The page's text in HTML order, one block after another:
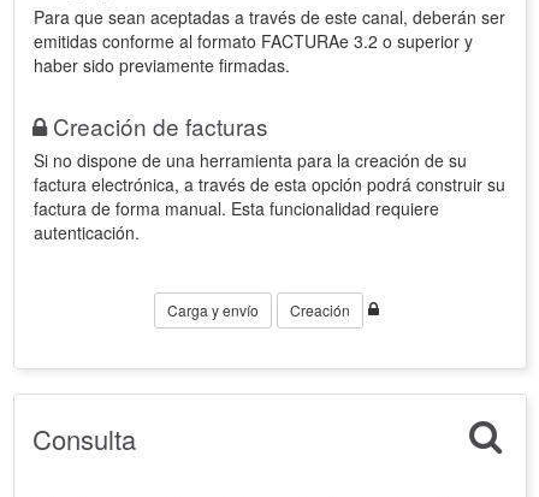
Para que sean aceptadas a través de este canal, deberán ser
emitidas conforme al formato FACTURAe 3.2 o superior y
haber sido previamente firmadas.
Creación de facturas
Si no dispone de una herramienta para la creación de su
factura electrónica, a través de esta opción podrá construir su
factura de forma manual. Esta funcionalidad requiere
autenticación.
Carga y envío Creación
Consulta